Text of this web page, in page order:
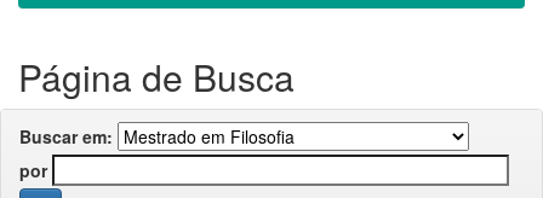
Página de Busca
Buscar em:
por